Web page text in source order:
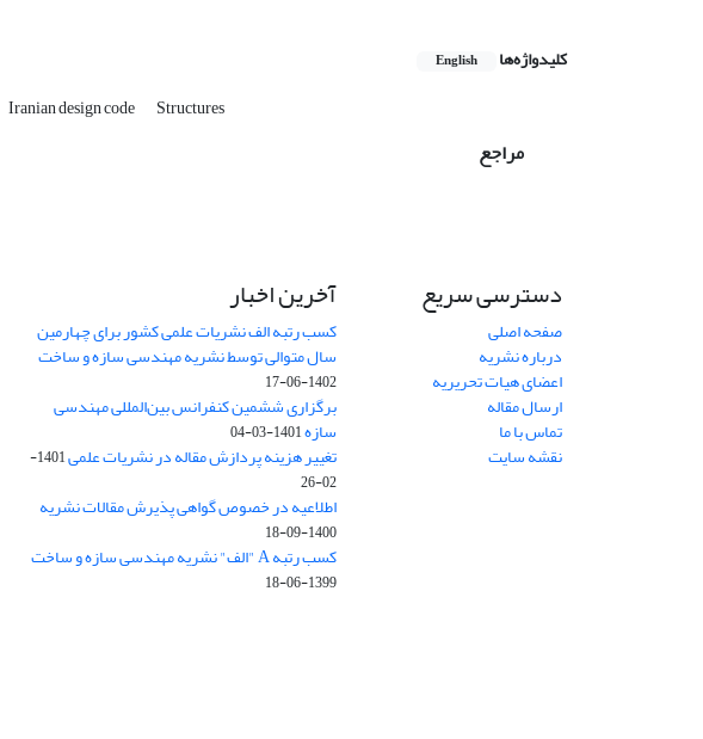
کلیدواژه‌ها English
Iranian design code Structures
مراجع
دسترسی سریع
صفحه اصلی
درباره نشریه
اعضای هیات تحریریه
ارسال مقاله
تماس با ما
نقشه سایت
آخرین اخبار
کسب رتبه الف نشریات علمی کشور برای چهارمین
سال متوالی توسط نشریه مهندسی سازه و ساخت
1402-06-17
برگزاری ششمین کنفرانس بین‌المللی مهندسی
سازه1401-03-04
تغییر هزینه پردازش مقاله در نشریات علمی
1401-
02-26
اطلاعیه در خصوص گواهی پذیرش مقالات نشریه
1400-09-18
کسب رتبه A "الف" نشریه مهندسی سازه و ساخت
1399-06-18